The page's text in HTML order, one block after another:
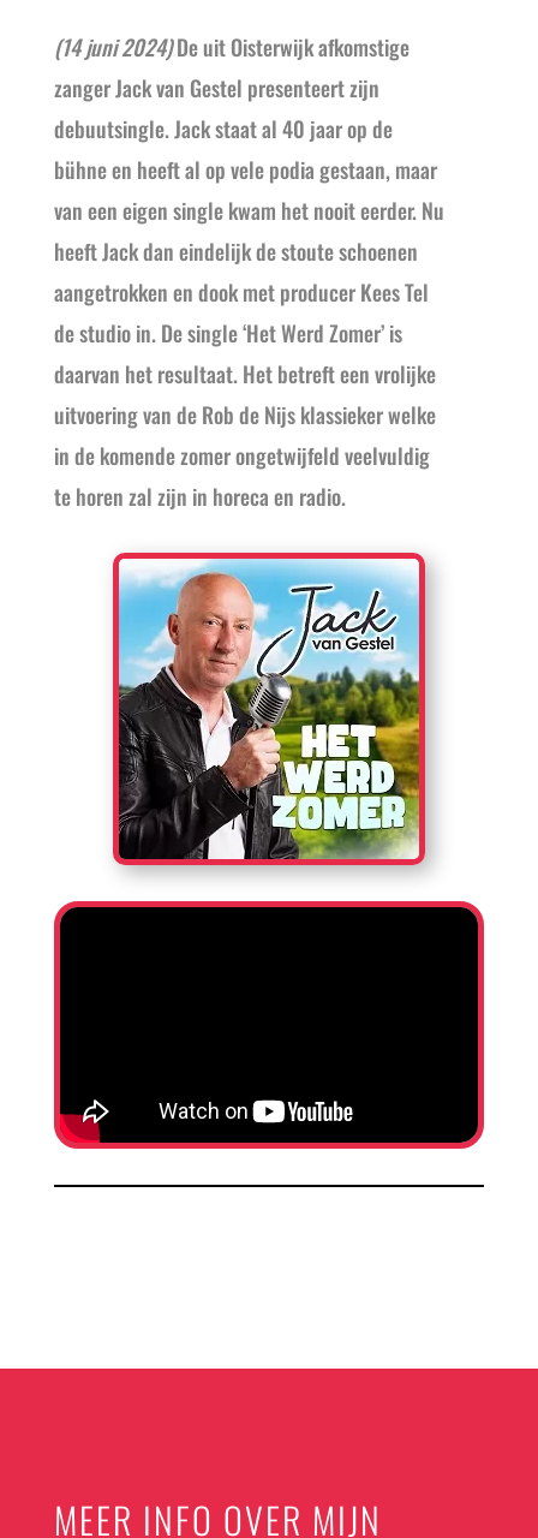
(14 juni 2024)De uit Oisterwijk afkomstige
zanger Jack van Gestel presenteert zijn
debuutsingle. Jack staat al 40 jaar op de
bühne en heeft al op vele podia gestaan, maar
van een eigen single kwam het nooit eerder. Nu
heeft Jack dan eindelijk de stoute schoenen
aangetrokken en dook met producer Kees Tel
de studio in. De single ‘Het Werd Zomer’ is
daarvan het resultaat. Het betreft een vrolijke
uitvoering van de Rob de Nijs klassieker welke
in de komende zomer ongetwijfeld veelvuldig
te horen zal zijn in horeca en radio.
MEER INFO OVER MIJN